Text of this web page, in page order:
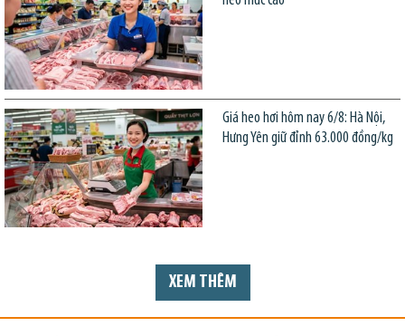
Giá heo hơi hôm nay 6/8: Hà Nội,
Hưng Yên giữ đỉnh 63.000 đồng/kg
XEM THÊM